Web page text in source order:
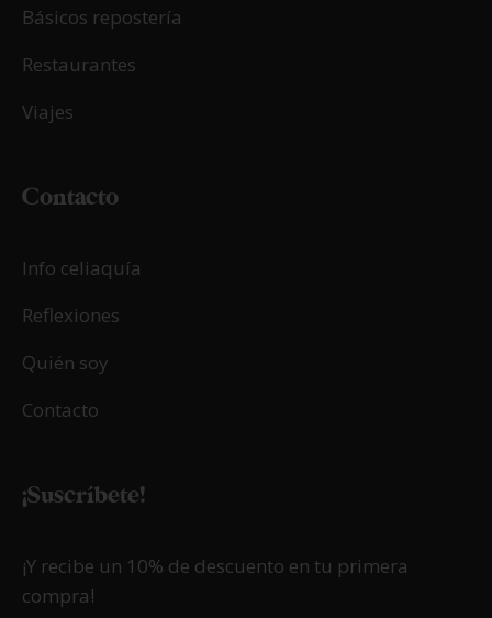
Básicos repostería
Restaurantes
Viajes
Contacto
Info celiaquía
Reflexiones
Quién soy
Contacto
¡Suscríbete!
¡Y recibe un 10% de descuento en tu primera
compra!